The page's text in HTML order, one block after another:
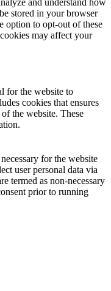
stored in your browser
option to opt-out of these
may affect your
for the website to
cookies that ensures
the website. These
for the website
user personal data via
termed as non-necessary
prior to running